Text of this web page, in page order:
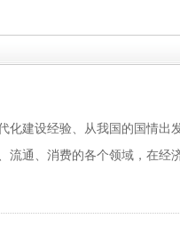
化建设经验、从我国的国情出
流通、消费的各个领域，在经